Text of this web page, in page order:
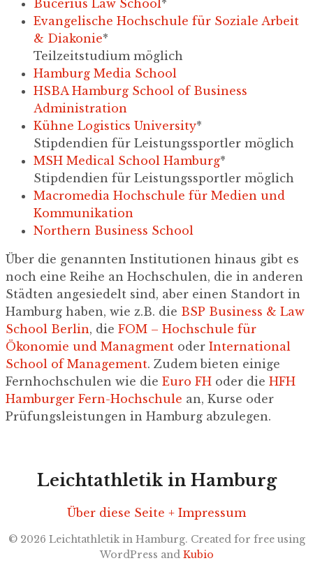
Bucerius Law School*
Evangelische Hochschule für Soziale Arbeit
& Diakonie*
Teilzeitstudium möglich
Hamburg Media School
HSBA Hamburg School of Business
Administration
Kühne Logistics University*
Stipdendien für Leistungssportler möglich
MSH Medical School Hamburg*
Stipdendien für Leistungssportler möglich
Macromedia Hochschule für Medien und
Kommunikation
Northern Business School
Über die genannten Institutionen hinaus gibt es
noch eine Reihe an Hochschulen, die in anderen
Städten angesiedelt sind, aber einen Standort in
Hamburg haben, wie z.B. die BSP Business & Law
School Berlin, die FOM – Hochschule für
Ökonomie und Managment oder International
School of Management. Zudem bieten einige
Fernhochschulen wie die Euro FH oder die HFH
Hamburger Fern-Hochschule an, Kurse oder
Prüfungsleistungen in Hamburg abzulegen.
Leichtathletik in Hamburg
Über diese Seite + Impressum
© 2026 Leichtathletik in Hamburg. Created for free using
WordPress and Kubio